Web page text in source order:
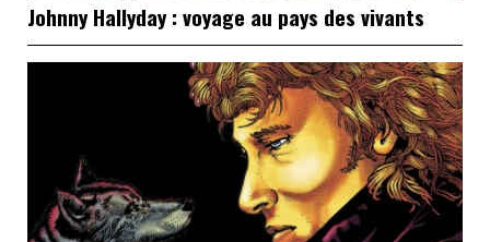
Johnny Hallyday : voyage au pays des vivants